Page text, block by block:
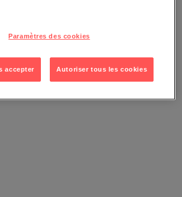
Paramètres des cookies
accepter Autoriser tous les cookies